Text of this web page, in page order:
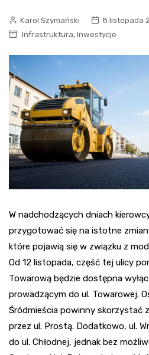
Karol Szymański
8 listopada
Infrastruktura, Inwestycje
W nadchodzących dniach
przygotować się na istotne
które pojawią się w związku z
Od 12 listopada, część tej ulicy
Towarową będzie dostępna
prowadzącym do ul. Towarowej.
Śródmieścia powinny skorzystać
przez ul. Prostą. Dodatkowo, ul.
do ul. Chłodnej, jednak bez